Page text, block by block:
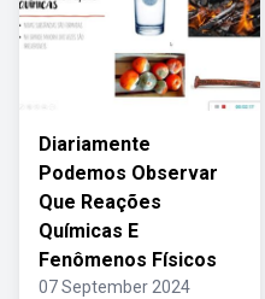
Diariamente
Podemos Observar
Que Reações
Químicas E
Fenômenos Físicos
07 September 2024